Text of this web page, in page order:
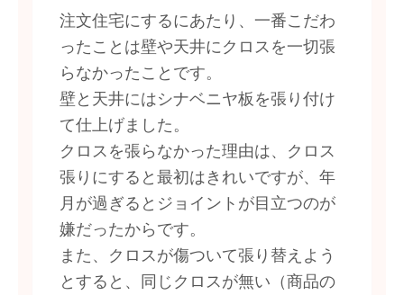
注文住宅にするにあたり、一番こだわ
ったことは壁や天井にクロスを一切張
らなかったことです。
壁と天井にはシナベニヤ板を張り付け
て仕上げました。
クロスを張らなかった理由は、クロス
張りにすると最初はきれいですが、年
月が過ぎるとジョイントが目立つのが
嫌だったからです。
また、クロスが傷ついて張り替えよう
とすると、同じクロスが無い（商品の